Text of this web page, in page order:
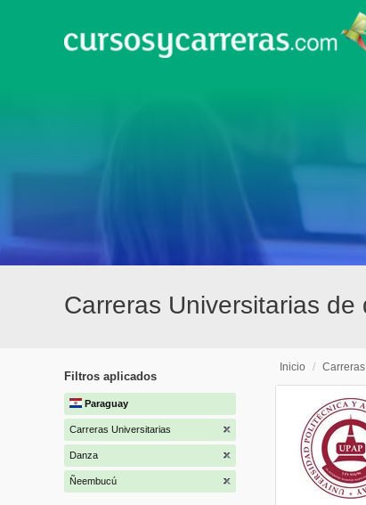
Carreras Universitarias
Filtros aplicados
Paraguay
Carreras Universitarias
Danza
Ñeembucú
Inicio /